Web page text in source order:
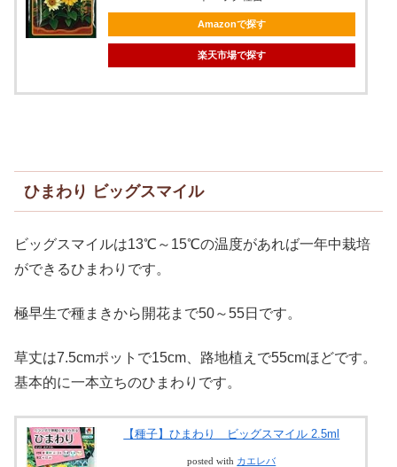
Amazonで探す
楽天市場で探す
ひまわり ビッグスマイル
ビッグスマイルは13℃～15℃の温度があれば一年中栽培
ができるひまわりです。
極早生で種まきから開花まで50～55日です。
草丈は7.5cmポットで15cm、路地植えで55cmほどです。
基本的に一本立ちのひまわりです。
【種子】ひまわり ビッグスマイル 2.5ml
posted with カエレバ